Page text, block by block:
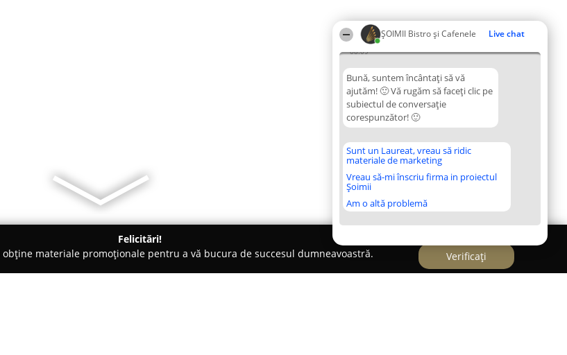
ȘOIMII Bistro și Cafenele Live chat
08:09
Bună, suntem încântați să vă
ajutăm! 🙂 Vă rugăm să faceți clic pe
subiectul de conversație
corespunzător! 🙂
Sunt un Laureat, vreau să ridic
materiale de marketing
Vreau să-mi înscriu firma in proiectul
Șoimii
Am o altă problemă
Felicitări!
materiale promoționale pentru a vă bucura de succesul dumneavoastră.
Verificați